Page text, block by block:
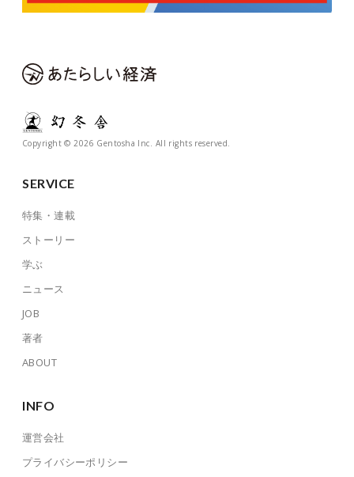
Copyright © 2026 Gentosha Inc. All rights reserved.
SERVICE
特集・連載
ストーリー
学ぶ
ニュース
JOB
著者
ABOUT
INFO
運営会社
プライバシーポリシー